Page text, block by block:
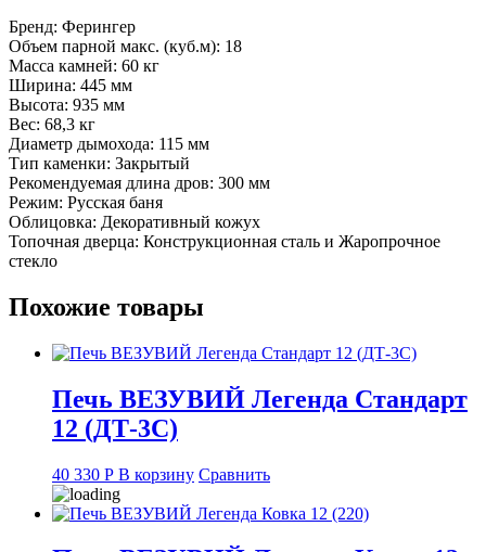
до
18м3
(Лайн)
Брeнд: Ферингер
Объем парной макс. (куб.м): 18
Масса камней: 60 кг
Ширина: 445 мм
Высота: 935 мм
Вес: 68,3 кг
Диаметр дымохода: 115 мм
Тип каменки: Закрытый
Рекомендуемая длина дров: 300 мм
Режим: Русская баня
Облицовка: Декоративный кожух
Топочная дверца: Конструкционная сталь и Жаропрочное
стекло
Похожие товары
Печь ВЕЗУВИЙ Легенда Стандарт
12 (ДТ-3С)
40 330 Р В корзину Сравнить